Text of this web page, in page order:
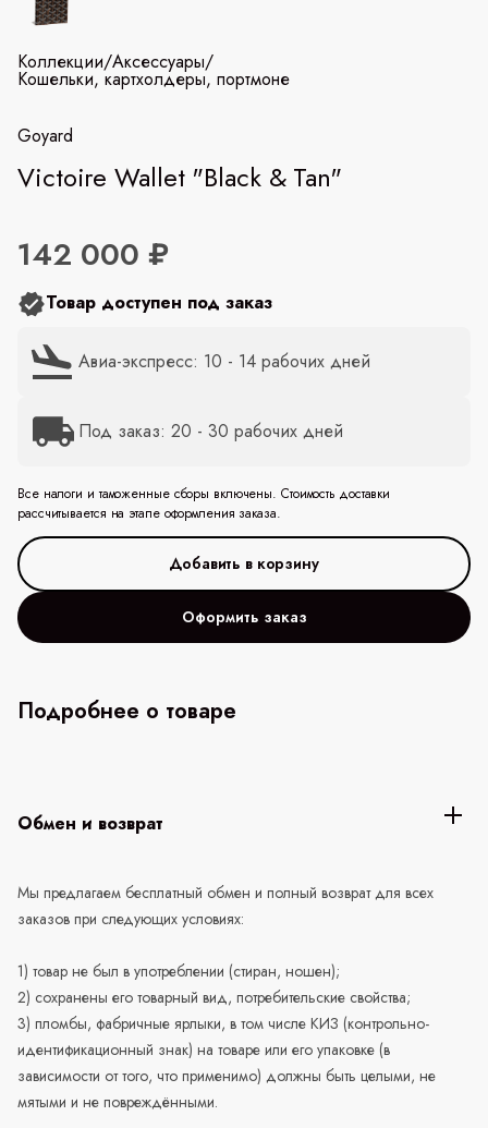
Коллекции/Аксессуары/
Кошельки, картхолдеры, портмоне
Goyard
Victoire Wallet "Black & Tan"
142 000 ₽
Товар доступен под заказ
Авиа-экспресс: 10 - 14 рабочих дней
Под заказ: 20 - 30 рабочих дней
Все налоги и таможенные сборы включены. Стоимость доставки
рассчитывается на этапе оформления заказа.
Оформить заказ
Подробнее о товаре
Обмен и возврат
Мы предлагаем бесплатный обмен и полный возврат для всех
заказов при следующих условиях:
1) товар не был в употреблении (стиран, ношен);
2) сохранены его товарный вид, потребительские свойства;
3) пломбы, фабричные ярлыки, в том числе КИЗ (контрольно-
идентификационный знак) на товаре или его упаковке (в
зависимости от того, что применимо) должны быть целыми, не
мятыми и не повреждёнными.